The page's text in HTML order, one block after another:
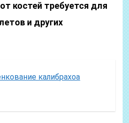
костей требуется для
и других
калибрахоа